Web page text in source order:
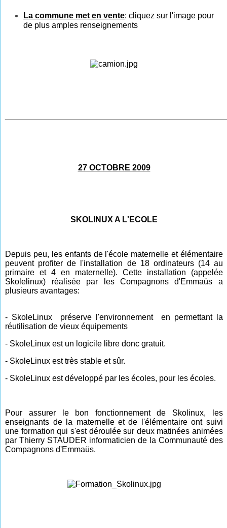
La commune met en vente:cliquezsur l'image pour
de plus amples renseignements
27 OCTOBRE 2009
SKOLINUX A L'ECOLE
Depuis peu, les enfants de l'école maternelle et élémentaire
peuvent profiter de l'installation de 18 ordinateurs (14 au
primaire et 4 en maternelle). Cette installation (appelée
Skolelinux) réalisée par les Compagnons d'Emmaüs a
plusieurs avantages:
- SkoleLinux préserve l'environnement en permettant la
réutilisation de vieux équipements
- SkoleLinux est un logicile libre donc gratuit.
- SkoleLinux est très stable et sûr.
- SkoleLinux est développé par les écoles, pour les écoles.
Pour assurer le bon fonctionnement de Skolinux, les
enseignants de la maternelle etde
l'élémentaire ont suivi
une formation qui s'est déroulée sur deux matinées animées
par Thierry STAUDER informaticien de la Communauté des
Compagnons d'Emmaüs.